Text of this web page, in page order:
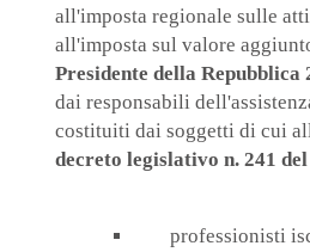
all'imposta regionale sulle
all'imposta sul valore
Presidente della Repubblica
dai responsabili
costituiti dai soggetti di cui
decreto legislativo n. 241 del
professionisti